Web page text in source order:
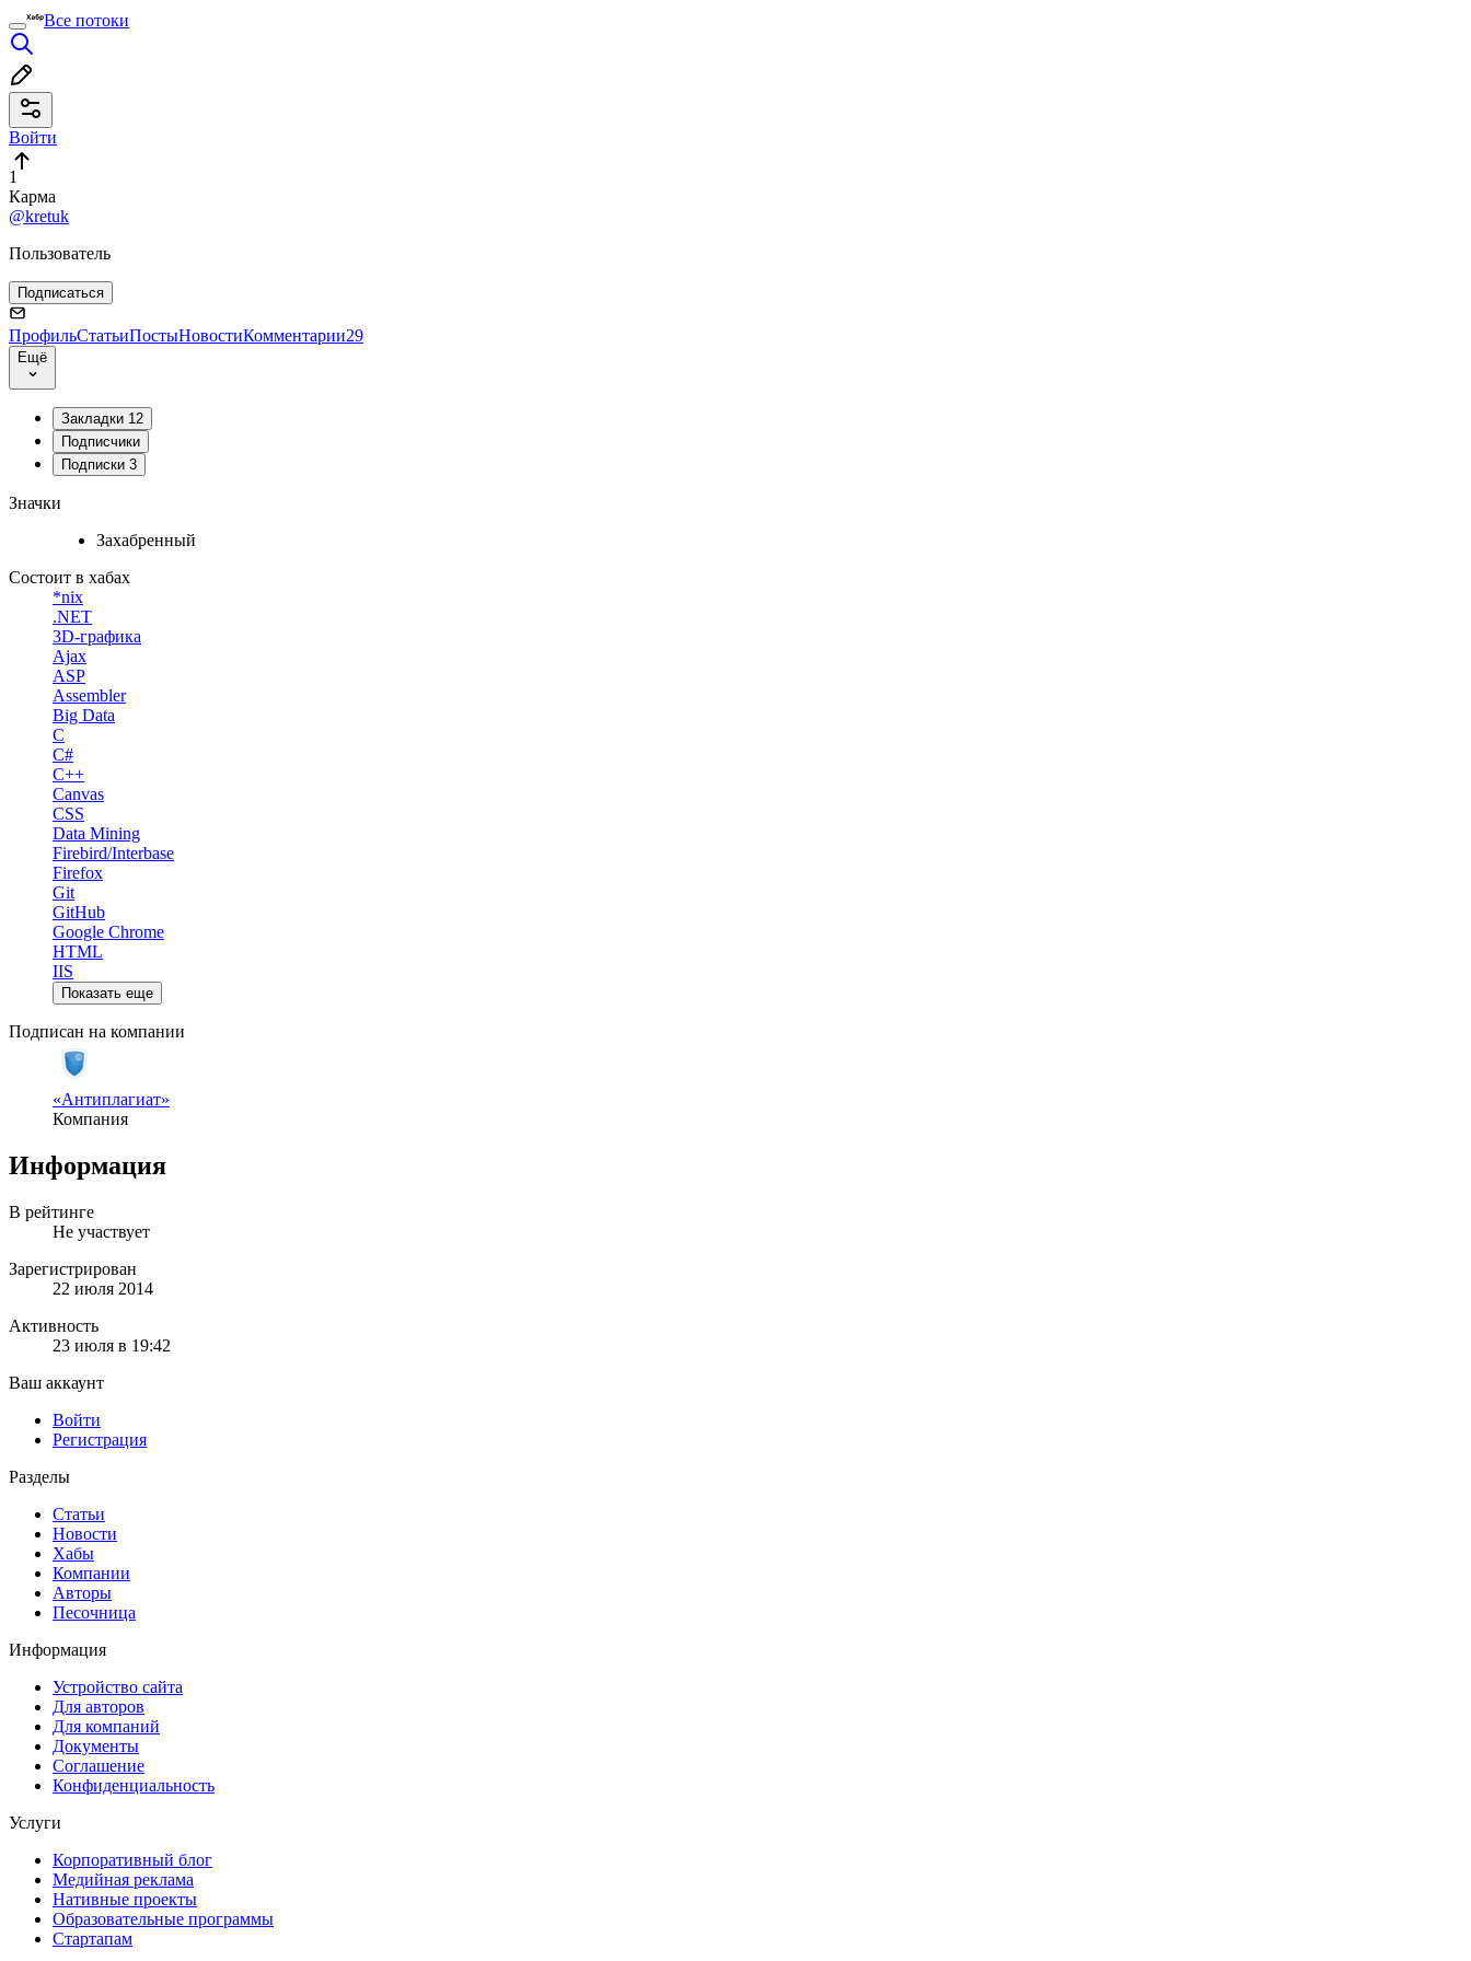
Все потоки
Войти
1
Карма
@kretuk
Пользователь
Подписаться
ПрофильСтатьиПостыНовостиКомментарии29
Ещё
Закладки 12
Подписчики
Подписки 3
Значки
Захабренный
Состоит в хабах
*nix
.NET
3D-графика
Ajax
ASP
Assembler
Big Data
C
C#
C++
Canvas
CSS
Data Mining
Firebird/Interbase
Firefox
Git
GitHub
Google Chrome
HTML
IIS
Показать еще
Подписан на компании
«Антиплагиат»
Компания
Информация
В рейтинге
Не участвует
Зарегистрирован
22 июля 2014
Активность
23 июля в 19:42
Ваш аккаунт
Войти
Регистрация
Разделы
Статьи
Новости
Хабы
Компании
Авторы
Песочница
Информация
Устройство сайта
Для авторов
Для компаний
Документы
Соглашение
Конфиденциальность
Услуги
Корпоративный блог
Медийная реклама
Нативные проекты
Образовательные программы
Стартапам